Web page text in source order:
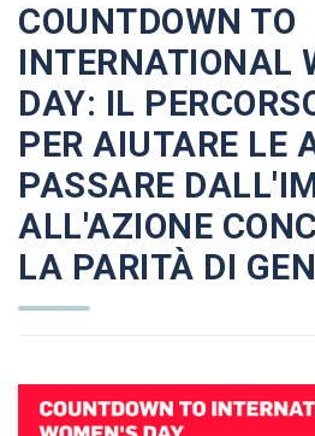
COUNTDOWN TO
INTERNATIONAL
DAY: IL
PER AIUTARE LE
PASSARE
ALL'AZIONE
LA PARITÀ DI